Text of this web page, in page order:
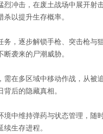
烈冲击，在废土战场中展开射
以提升生存概率。
务，逐步解锁手枪、突击枪与
袭来的尸潮威胁。
需在多区域中移动作战，从被
后的隐藏真相。
境中维持弹药与状态管理，随
生存进程。